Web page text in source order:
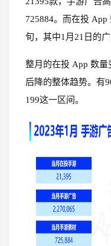
725884。而在投
旬，其中1月21日的
整月的在投 App 数
后降的整体趋势。有
199这一区间。